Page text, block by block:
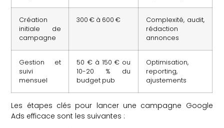
Création
initiale de
campagne
300 € à 600 €
Complexité, audit,
rédaction
annonces
Gestion et
suivi
mensuel
50 € à 150 € ou
10-20 % du
budget pub
Optimisation,
reporting,
ajustements
Les étapes clés pour lancer une campagne Google
Ads efficace sont les suivantes :